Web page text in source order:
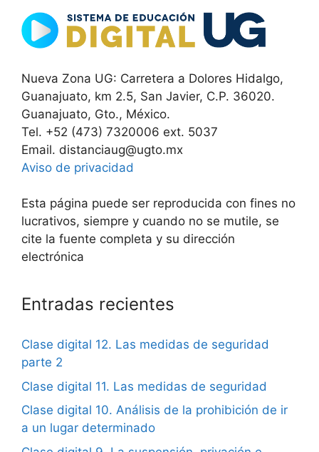
Nueva Zona UG: Carretera a Dolores Hidalgo,
Guanajuato, km 2.5, San Javier, C.P. 36020.
Guanajuato, Gto., México.
Tel. +52 (473) 7320006 ext. 5037
Email. distanciaug@ugto.mx
Aviso de privacidad
Esta página puede ser reproducida con fines no
lucrativos, siempre y cuando no se mutile, se
cite la fuente completa y su dirección
electrónica
Entradas recientes
Clase digital 12. Las medidas de seguridad
parte 2
Clase digital 11. Las medidas de seguridad
Clase digital 10. Análisis de la prohibición de ir
a un lugar determinado